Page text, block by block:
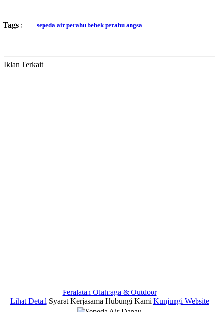
Tags : sepeda air perahu bebek perahu angsa
Iklan Terkait
Peralatan Olahraga & Outdoor
Lihat Detail Syarat Kerjasama Hubungi Kami Kunjungi Website